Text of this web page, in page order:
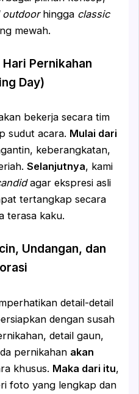
outdoorhingga classic
mewah.
Pernikahan
Day)
bekerja secara tim
sudut acara. Mulai dari
keberangkatan,
Selanjutnya, kami
agar ekspresi asli
tertangkap secara
terasa kaku.
Undangan, dan
detail-detail
dengan susah
detail gaun,
pernikahan akan
khusus. Maka dari itu,
foto yang lengkap dan